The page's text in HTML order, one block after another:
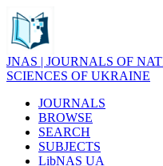
JNAS | JOURNALS OF
SCIENCES OF UKRAINE
JOURNALS
BROWSE
SEARCH
SUBJECTS
LibNAS UA